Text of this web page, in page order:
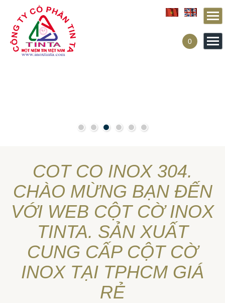
0
Từ mục này trở xuống là mã nguồn Zalo
COT CO INOX 304.
CHÀO MỪNG BẠN ĐẾN
VỚI WEB CỘT CỜ INOX
TINTA. SẢN XUẤT
CUNG CẤP CỘT CỜ
INOX TẠI TPHCM GIÁ
RẺ